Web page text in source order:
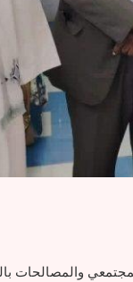
والمصالحات